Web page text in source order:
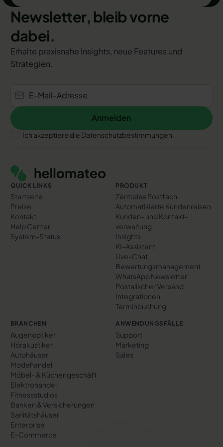
Newsletter, bleib vorne
dabei.
Erhalte praxisnahe Insights, neue Features und
Strategien.
Anmelden
Anmelden
Ich akzeptiere die Datenschutzbestimmungen.
QUICK LINKS
Startseite
Preise
Kontakt
Help Center
System-Status
PRODUKT
Zentrales Postfach
Automatisierte Kundenreisen
Kunden- und Kontakt­
verwaltung
Insights
KI-Assistent
Live-Chat
Bewertungs­management
WhatsApp Newsletter
Postalischer Versand
Integrationen
Terminbuchung
BRANCHEN
Augenoptiker
Hörakustiker
Autohäuser
Modehandel
Möbel- & Küchengeschäft
Elektrohandel
Fitnessstudios
Banken & Versicherungen
Sanitätshäuser
Enterprise
E-Commerce
ANWENDUNGSFÄLLE
Support
Marketing
Sales